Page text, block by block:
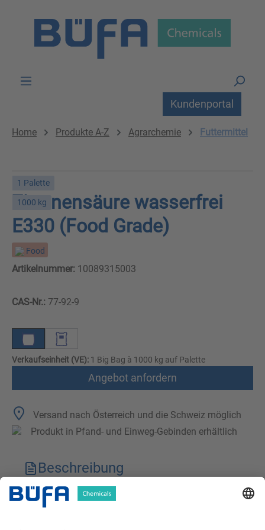
Kundenportal
Home Produkte A-Z Agrarchemie Futtermittel
1 Palette
1000 kg
Zitronensäure wasserfrei
E330 (Food Grade)
Food
Artikelnummer: 10089315003
CAS-Nr.: 77-92-9
Verkaufseinheit (VE): 1 Big Bag à 1000 kg auf Palette
Angebot anfordern
Versand nach Österreich und die Schweiz möglich
Produkt in Pfand- und Einweg-Gebinden erhältlich
Beschreibung
Technische Merkmale